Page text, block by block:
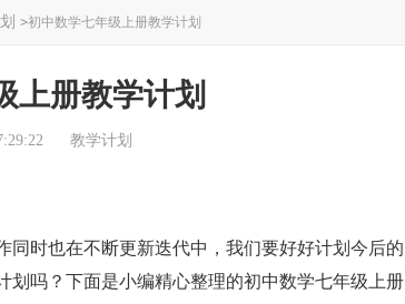
>初中数学七年级上册教学计划
上册教学计划
教学计划
时也在不断更新迭代中，我们要好好计划今后的
吗？下面是小编精心整理的初中数学七年级上册